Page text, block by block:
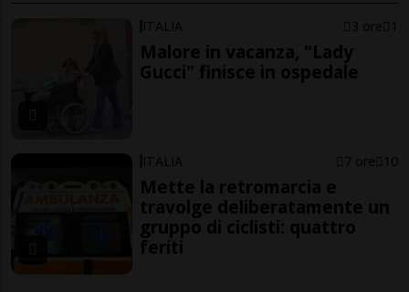
ITALIA 3 ore 1
Malore in vacanza, "Lady
Gucci" finisce in ospedale
ITALIA 7 ore 10
Mette la retromarcia e
travolge deliberatamente un
gruppo di ciclisti: quattro
feriti